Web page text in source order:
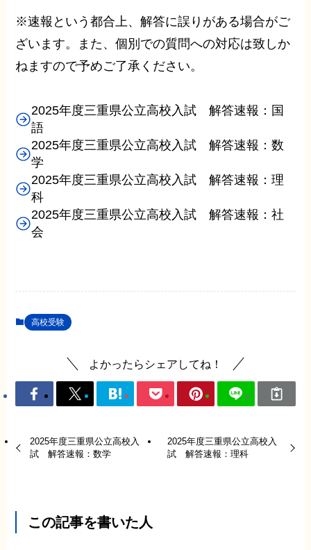
※速報という都合上、解答に誤りがある場合がご
ざいます。また、個別での質問への対応は致しか
ねますので予めご了承ください。
2025年度三重県公立高校入試 解答速報：国
語
2025年度三重県公立高校入試 解答速報：数
学
2025年度三重県公立高校入試 解答速報：理
科
2025年度三重県公立高校入試 解答速報：社
会
高校受験
よかったらシェアしてね！
2025年度三重県公立高校入
試 解答速報：数学
2025年度三重県公立高校入
試 解答速報：理科
この記事を書いた人